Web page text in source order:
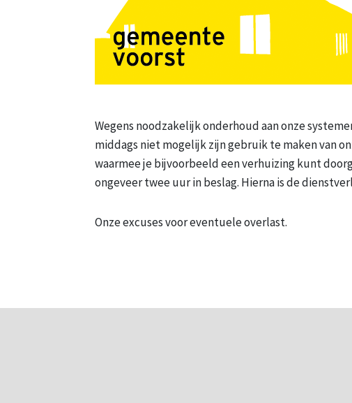
Wegens noodzakelijk onderhoud aan onze
middags niet mogelijk zijn gebruik te maken van
waarmee je bijvoorbeeld een verhuizing kunt
ongeveer twee uur in beslag. Hierna is de
Onze excuses voor eventuele overlast.